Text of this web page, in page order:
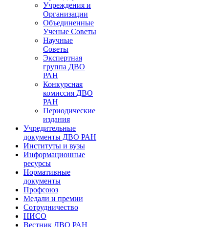
Учреждения и
Организации
Объединенные
Ученые Советы
Научные
Советы
Экспертная
группа ДВО
РАН
Конкурсная
комиссия ДВО
РАН
Периодические
издания
Учредительные
документы ДВО РАН
Институты и вузы
Информационные
ресурсы
Нормативные
документы
Профсоюз
Медали и премии
Сотрудничество
НИСО
Вестник ДВО РАН